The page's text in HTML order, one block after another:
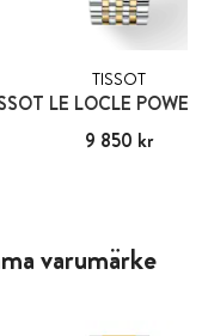
TISSOT
Pris :9 850 kr
9 850 kr
varumärke